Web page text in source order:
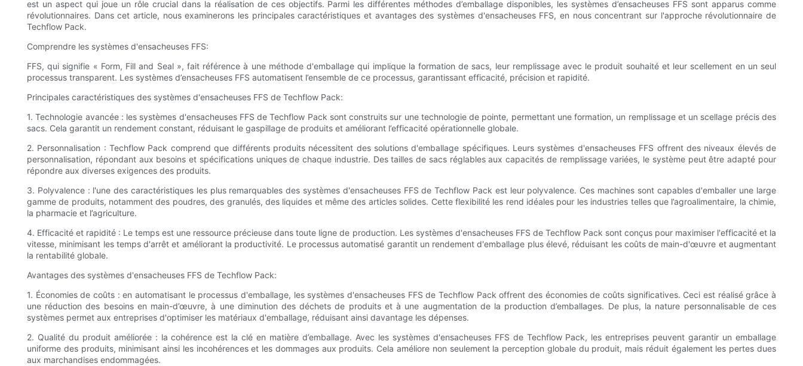
est un aspect qui joue un rôle crucial dans la réalisation de ces objectifs. Parmi les différentes méthodes d’emballage disponibles, les systèmes d’ensacheuses FFS sont apparus comme
révolutionnaires. Dans cet article, nous examinerons les principales caractéristiques et avantages des systèmes d'ensacheuses FFS, en nous concentrant sur l'approche révolutionnaire de
Techflow Pack.
Comprendre les systèmes d'ensacheuses FFS:
FFS, qui signifie « Form, Fill and Seal », fait référence à une méthode d'emballage qui implique la formation de sacs, leur remplissage avec le produit souhaité et leur scellement en un seul
processus transparent. Les systèmes d’ensacheuses FFS automatisent l’ensemble de ce processus, garantissant efficacité, précision et rapidité.
Principales caractéristiques des systèmes d'ensacheuses FFS de Techflow Pack:
1. Technologie avancée : les systèmes d'ensacheuses FFS de Techflow Pack sont construits sur une technologie de pointe, permettant une formation, un remplissage et un scellage précis des
sacs. Cela garantit un rendement constant, réduisant le gaspillage de produits et améliorant l’efficacité opérationnelle globale.
2. Personnalisation : Techflow Pack comprend que différents produits nécessitent des solutions d'emballage spécifiques. Leurs systèmes d'ensacheuses FFS offrent des niveaux élevés de
personnalisation, répondant aux besoins et spécifications uniques de chaque industrie. Des tailles de sacs réglables aux capacités de remplissage variées, le système peut être adapté pour
répondre aux diverses exigences des produits.
3. Polyvalence : l'une des caractéristiques les plus remarquables des systèmes d'ensacheuses FFS de Techflow Pack est leur polyvalence. Ces machines sont capables d'emballer une large
gamme de produits, notamment des poudres, des granulés, des liquides et même des articles solides. Cette flexibilité les rend idéales pour les industries telles que l’agroalimentaire, la chimie,
la pharmacie et l’agriculture.
4. Efficacité et rapidité : Le temps est une ressource précieuse dans toute ligne de production. Les systèmes d'ensacheuses FFS de Techflow Pack sont conçus pour maximiser l'efficacité et la
vitesse, minimisant les temps d'arrêt et améliorant la productivité. Le processus automatisé garantit un rendement d'emballage plus élevé, réduisant les coûts de main-d'œuvre et augmentant
la rentabilité globale.
Avantages des systèmes d'ensacheuses FFS de Techflow Pack:
1. Économies de coûts : en automatisant le processus d'emballage, les systèmes d'ensacheuses FFS de Techflow Pack offrent des économies de coûts significatives. Ceci est réalisé grâce à
une réduction des besoins en main-d’œuvre, à une diminution des déchets de produits et à une augmentation de la production d’emballages. De plus, la nature personnalisable de ces
systèmes permet aux entreprises d'optimiser les matériaux d'emballage, réduisant ainsi davantage les dépenses.
2. Qualité du produit améliorée : la cohérence est la clé en matière d’emballage. Avec les systèmes d'ensacheuses FFS de Techflow Pack, les entreprises peuvent garantir un emballage
uniforme des produits, minimisant ainsi les incohérences et les dommages aux produits. Cela améliore non seulement la perception globale du produit, mais réduit également les pertes dues
aux marchandises endommagées.